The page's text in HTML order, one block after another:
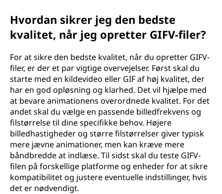
Hvordan sikrer jeg den bedste
kvalitet, når jeg opretter GIFV-filer?
For at sikre den bedste kvalitet, når du opretter GIFV-
filer, er der et par vigtige overvejelser. Først skal du
starte med en kildevideo eller GIF af høj kvalitet, der
har en god opløsning og klarhed. Det vil hjælpe med
at bevare animationens overordnede kvalitet. For det
andet skal du vælge en passende billedfrekvens og
filstørrelse til dine specifikke behov. Højere
billedhastigheder og større filstørrelser giver typisk
mere jævne animationer, men kan kræve mere
båndbredde at indlæse. Til sidst skal du teste GIFV-
filen på forskellige platforme og enheder for at sikre
kompatibilitet og justere eventuelle indstillinger, hvis
det er nødvendigt.